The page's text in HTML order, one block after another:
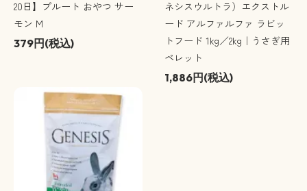
20日】プルート おやつ サー
モン M
379円(税込)
ネシスウルトラ）エクストル
ード アルファルファ ラビッ
トフード 1kg／2kg｜うさぎ用
ペレット
1,886円(税込)